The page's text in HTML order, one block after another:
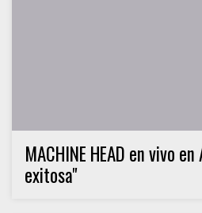
MACHINE HEAD en vivo
exitosa"